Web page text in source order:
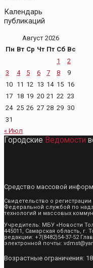
Календарь
публикаций
Август 2026
Пн Вт Ср Чт Пт Сб Вс
1
2
3
4 5 6 7 8
9
10 11 12 13 14 15 16
17 18 19 20 21 22 23
24 25 26 27 28 29 30
31
« Июл
Городские Ведомости
Средство массовой
Свидетельство о
Федеральной службой по
технологий и массовых
Учредитель: МБУ «Новости
445011, Самарская область,
редакции: +7(8482)54-37-52
электронной почты:
Возрастные ограничения: